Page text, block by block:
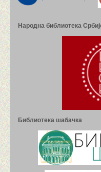
Народна библиотека
Библиотека шабачка